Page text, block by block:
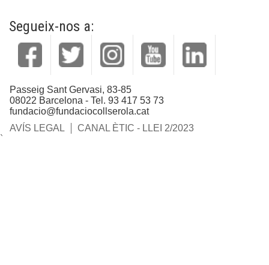
Segueix-nos a:
Passeig Sant Gervasi, 83-85
08022 Barcelona - Tel. 93 417 53 73
fundacio@fundaciocollserola.cat
AVÍS LEGAL
CANAL ÈTIC - LLEI 2/2023
`